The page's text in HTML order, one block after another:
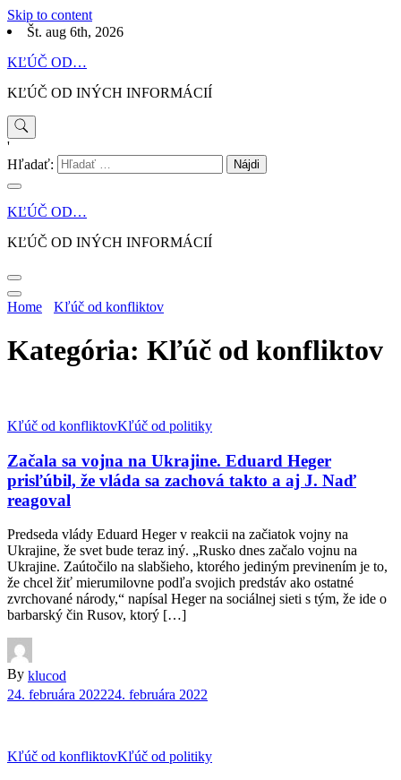
Skip to content
Št. aug 6th, 2026
KĽÚČ OD…
KĽÚČ OD INÝCH INFORMÁCIÍ
'
Hľadať:
KĽÚČ OD…
KĽÚČ OD INÝCH INFORMÁCIÍ
Home Kľúč od konfliktov
Kategória: Kľúč od konfliktov
Kľúč od konfliktovKľúč od politiky
Začala sa vojna na Ukrajine. Eduard Heger
prisľúbil, že vláda sa zachová takto a aj J. Naď
reagoval
Predseda vlády Eduard Heger v reakcii na začiatok vojny na
Ukrajine, že svet bude teraz iný. „Rusko dnes začalo vojnu na
Ukrajine. Zaútočilo na slabšieho, ktorého jediným previnením je to,
že chcel žiť mierumilovne podľa svojich predstáv ako ostatné
zvrchované národy,“ napísal Heger na sociálnej sieti s tým, že ide o
barbarský čin Rusov, ktorý […]
By klucod
24. februára 202224. februára 2022
Kľúč od konfliktovKľúč od politiky